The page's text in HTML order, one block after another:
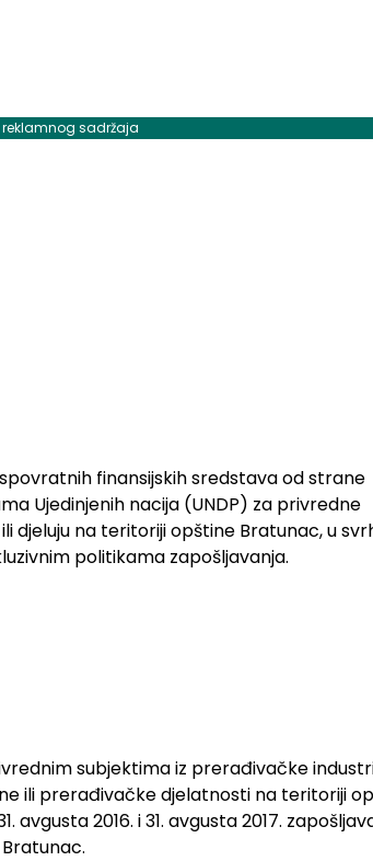
reklamnog sadržaja
finansijskih sredstava od strane
Ujedinjenih nacija (UNDP) za privredne
djeluju na teritoriji opštine Bratunac, u
politikama zapošljavanja.
subjektima iz prerađivačke
ili prerađivačke djelatnosti na teritoriji
avgusta 2016. i 31. avgusta 2017.